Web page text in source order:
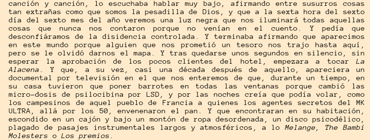
canción y canción, lo escuchaba hablar muy bajo, afirmando entre susurros cosas
tan extrañas como que somos la pesadilla de Dios, y que a la sexta hora del sexto
día del sexto mes del año veremos una luz negra que nos iluminará todas aquellas
cosas que nunca nos contaron porque no venían en el cuento. Y pedía que
desconfiáramos de la disidencia controlada. Y terminaba afirmando que aparecimos
en este mundo porque alguien que nos prometió un tesoro nos trajo hasta aquí,
pero se le olvidó darnos el mapa. Y tras quedarse unos segundos en silencio, sin
esperar la aprobación de los pocos clientes del hotel, empezara a tocar La
Alacena . Y que, a su vez, casi una década después de aquello, apareciera un
documental por televisión en el que nos enteremos de que, durante un tiempo, en
su casa tuvieron que poner barrotes en todas las ventanas porque cambió las
micro-dosis de psilocibina por LSD, y por las noches creía que podía volar, como
los campesinos de aquel pueblo de Francia a quienes los agentes secretos del MK
ULTRA, allá por los 50, envenenaron el pan. Y que encontraran en su habitación,
escondido en un cajón y bajo un montón de ropa desordenada, un disco psicodélico,
plagado de pasajes instrumentales largos y atmosféricos, a loMelange, The Bambi
Molesterso Los premios.